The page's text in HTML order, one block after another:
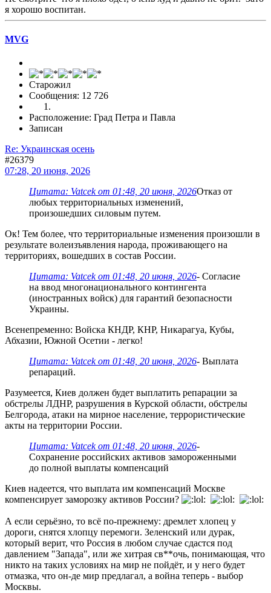
я хорошо воспитан.
MVG
Старожил
Сообщения: 12 726
Расположение: Град Петра и Павла
Записан
Re: Украинская осень
#26379
07:28, 20 июня, 2026
Цитата: Vatcek от 01:48, 20 июня, 2026Отказ от
любых территориальных изменений,
произошедших силовым путем.
Ок! Тем более, что территориальные изменения произошли в
результате волеизъявления народа, проживающего на
территориях, вошедших в состав России.
Цитата: Vatcek от 01:48, 20 июня, 2026- Согласие
на ввод многонационального контингента
(иностранных войск) для гарантий безопасности
Украины.
Всенепременно: Войска КНДР, КНР, Никарагуа, Кубы,
Абхазии, Южной Осетии - легко!
Цитата: Vatcek от 01:48, 20 июня, 2026- Выплата
репараций.
Разумеется, Киев должен будет выплатить репарации за
обстрелы ЛДНР, разрушения в Курской области, обстрелы
Белгорода, атаки на мирное население, террористические
акты на территории России.
Цитата: Vatcek от 01:48, 20 июня, 2026-
Сохранение российских активов замороженными
до полной выплаты компенсаций
Киев надеется, что выплата им компенсаций Москве
компенсирует заморозку активов России?
А если серьёзно, то всё по-прежнему: дремлет хлопец у
дороги, снятся хлопцу перемоги. Зеленский или дурак,
который верит, что Россия в любом случае сдастся под
давлением "Запада", или же хитрая св**очь, понимающая, что
никто на таких условиях на мир не пойдёт, и у него будет
отмазка, что он-де мир предлагал, а война теперь - выбор
Москвы.